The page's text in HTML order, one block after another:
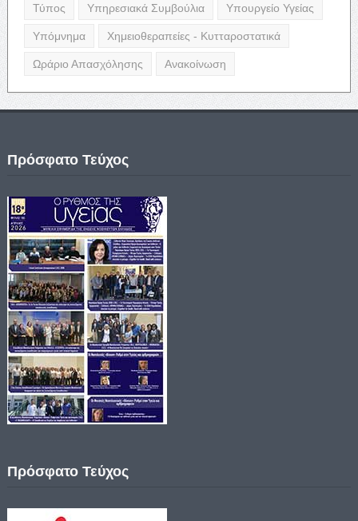
Τύπος Υπηρεσιακά Συμβούλια Υπουργείο Υγείας
Υπόμνημα Χημειοθεραπείες - Κυτταροστατικά
Ωράριο Απασχόλησης Ανακοίνωση
Πρόσφατο Τεύχος
Πρόσφατο Τεύχος